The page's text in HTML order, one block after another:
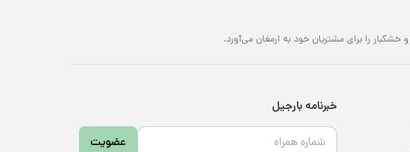
را برای مشتریان خود به ارمغان می‌آورد.
خبرنامه بارجیل
عضویت